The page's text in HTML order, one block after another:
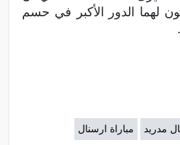
لهما الدور الأكبر في حسم
مدريد مباراة ارسنال